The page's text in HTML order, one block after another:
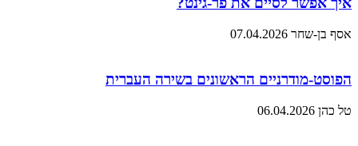
אסף בן-שחר 07.04.2026
הפוסט-מודרניים הראשונים בשירה העברית
טל כהן 06.04.2026